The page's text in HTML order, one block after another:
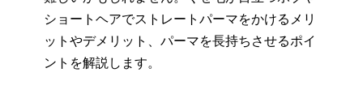
ショートヘアでストレートパーマをかけるメリ
ットやデメリット、パーマを長持ちさせるポイ
ントを解説します。